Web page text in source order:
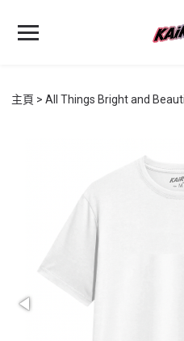
主頁 All Things Bright and